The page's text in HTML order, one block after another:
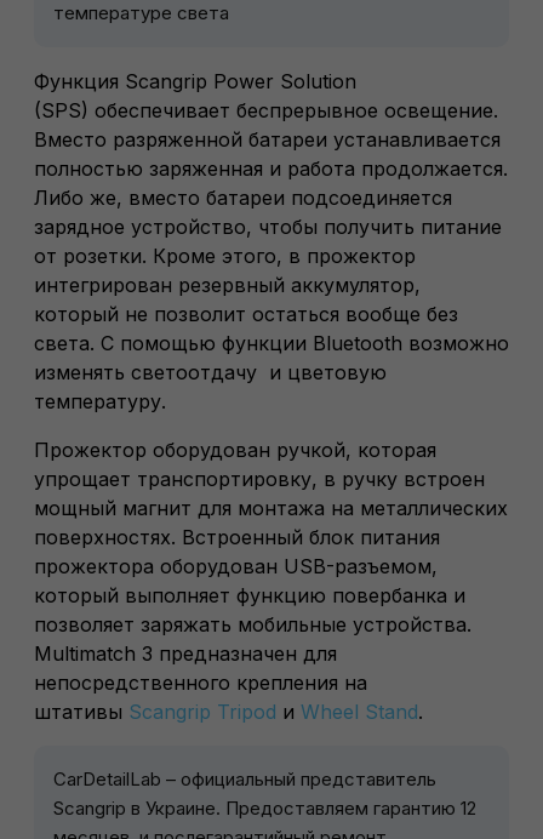
температуре света
Функция Scangrip Power Solution
(SPS) обеспечивает беспрерывное освещение.
Вместо разряженной батареи устанавливается
полностью заряженная и работа продолжается.
Либо же, вместо батареи подсоединяется
зарядное устройство, чтобы получить питание
от розетки. Кроме этого, в прожектор
интегрирован резервный аккумулятор,
который не позволит остаться вообще без
света. С помощью функции Bluetooth возможно
изменять светоотдачу и цветовую
температуру.
Прожектор оборудован ручкой, которая
упрощает транспортировку, в ручку встроен
мощный магнит для монтажа на металлических
поверхностях. Встроенный блок питания
прожектора оборудован USB-разъемом,
который выполняет функцию повербанка и
позволяет заряжать мобильные устройства.
Multimatch 3 предназначен для
непосредственного крепления на
штативы Scangrip Tripod и Wheel Stand.
CarDetailLab – официальный представитель
Scangrip в Украине. Предоставляем гарантию 12